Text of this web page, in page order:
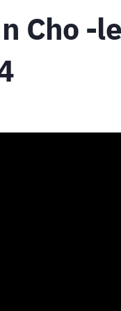
Cho -